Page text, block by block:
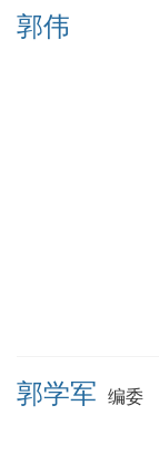
郭伟
郭学军 编委